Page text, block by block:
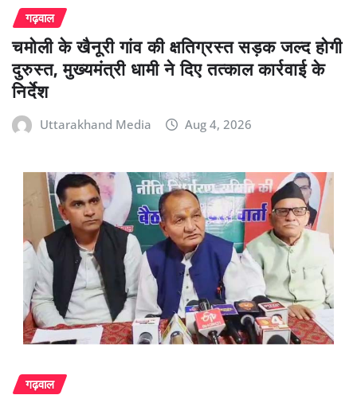
गढ़वाल
चमोली के खैनूरी गांव की क्षतिग्रस्त सड़क जल्द होगी
दुरुस्त, मुख्यमंत्री धामी ने दिए तत्काल कार्रवाई के
निर्देश
Uttarakhand Media Aug 4, 2026
गढ़वाल